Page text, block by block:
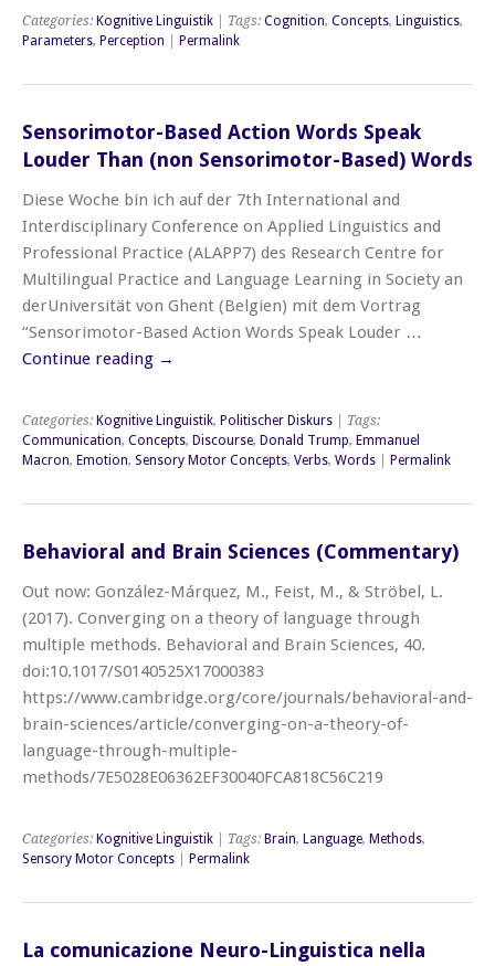
Categories: Kognitive Linguistik | Tags: Cognition, Concepts, Linguistics,
Parameters, Perception Permalink
Sensorimotor-Based Action Words Speak
Louder Than (non Sensorimotor-Based) Words
Diese Woche bin ich auf der 7th International and
Interdisciplinary Conference on Applied Linguistics and
Professional Practice (ALAPP7) des Research Centre for
Multilingual Practice and Language Learning in Society an
derUniversität von Ghent (Belgien) mit dem Vortrag
“Sensorimotor-Based Action Words Speak Louder …
Continue reading →
Categories: Kognitive Linguistik, Politischer Diskurs | Tags:
Communication, Concepts, Discourse, Donald Trump, Emmanuel
Macron, Emotion, Sensory Motor Concepts, Verbs, Words Permalink
Behavioral and Brain Sciences (Commentary)
Out now: González-Márquez, M., Feist, M., & Ströbel, L.
(2017). Converging on a theory of language through
multiple methods. Behavioral and Brain Sciences, 40.
doi:10.1017/S0140525X17000383
https://www.cambridge.org/core/journals/behavioral-and-
brain-sciences/article/converging-on-a-theory-of-
language-through-multiple-
methods/7E5028E06362EF30040FCA818C56C219
Categories: Kognitive Linguistik | Tags: Brain, Language, Methods,
Sensory Motor Concepts
Permalink
La comunicazione Neuro-Linguistica nella